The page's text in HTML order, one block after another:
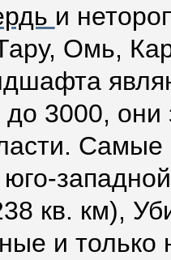
и
Омь,
до 3000,
Самые
кв. км),
и